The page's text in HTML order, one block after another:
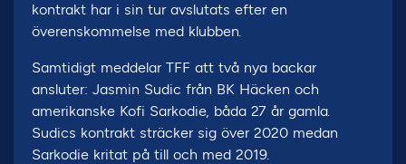
kontrakt har i sin tur avslutats efter en
överenskommelse med klubben.
Samtidigt meddelar TFF att två nya backar
ansluter: Jasmin Sudic från BK Häcken och
amerikanske Kofi Sarkodie, båda 27 år gamla.
Sudics kontrakt sträcker sig över 2020 medan
Sarkodie kritat på till och med 2019.